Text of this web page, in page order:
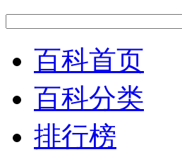
百科首页
百科分类
排行榜